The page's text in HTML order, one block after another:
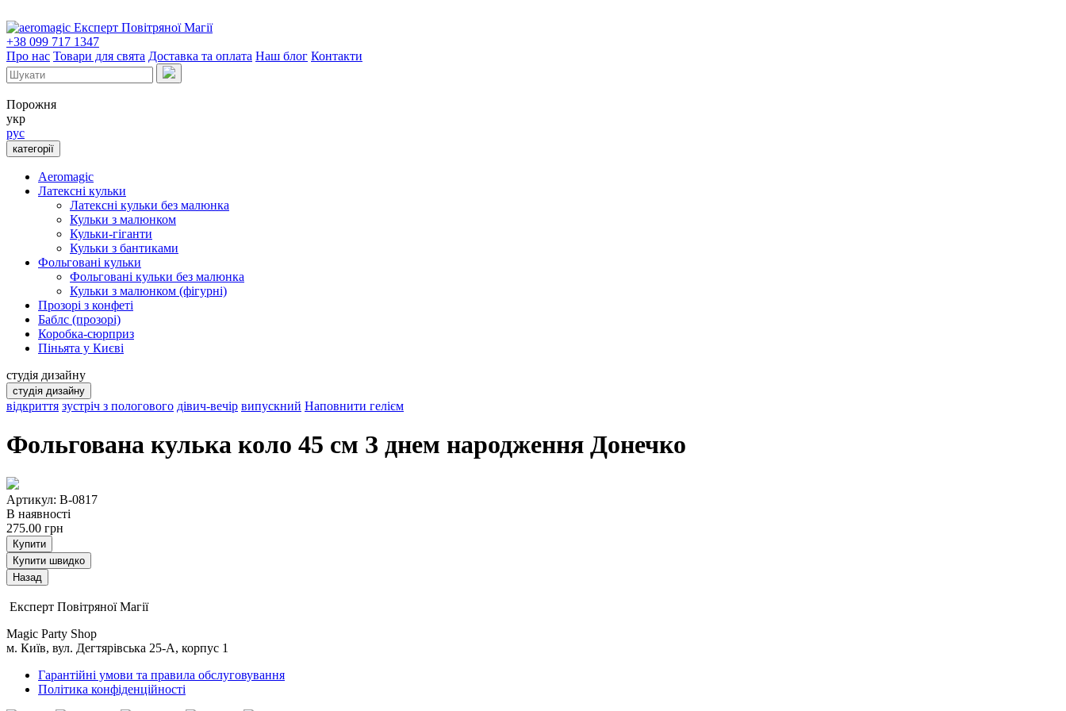
Експерт Повітряної Магії
+38 099 717 1347
Про нас Товари для свята Доставка та оплата Наш блог Контакти
Порожня
укр
рус
категорії
Aeromagic
Латексні кульки
Латексні кульки без малюнка
Кульки з малюнком
Кульки-гіганти
Кульки з бантиками
Фольговані кульки
Фольговані кульки без малюнка
Кульки з малюнком (фігурні)
Прозорі з конфеті
Баблс (прозорі)
Коробка-сюрприз
Піньята у Києві
студія дизайну
студія дизайну
відкриття зустріч з пологового дівич-вечір випускний Наповнити гелієм
Фольгована кулька коло 45 см З днем народження Донечко
Артикул: B-0817
В наявності
275.00 грн
Купити
Купити швидко
Експерт Повітряної Магії
Magic Party Shop
м. Київ, вул. Дегтярівська 25-А, корпус 1
Гарантійні умови та правила обслуговування
Політика конфіденційності